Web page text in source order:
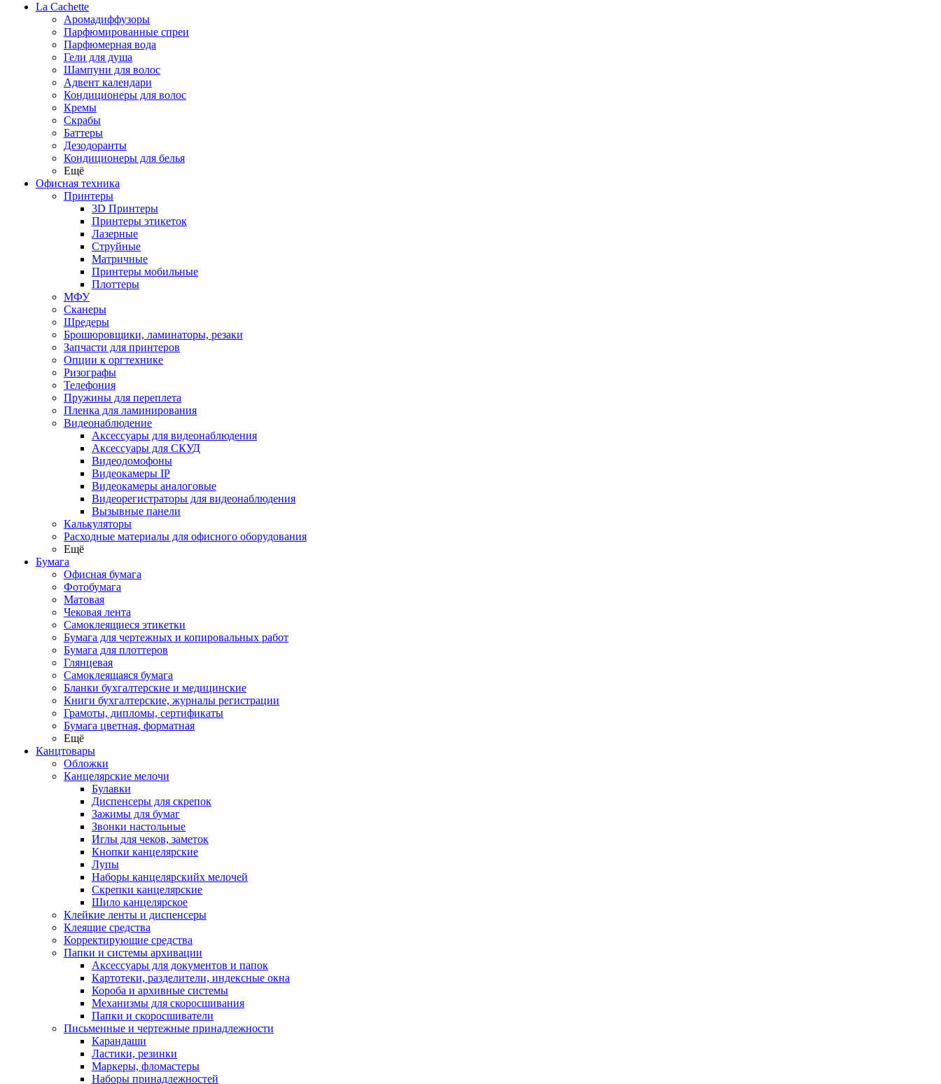
La Cachette
Аромадиффузоры
Парфюмированные спреи
Парфюмерная вода
Гели для душа
Шампуни для волос
Адвент календари
Кондиционеры для волос
Кремы
Скрабы
Баттеры
Дезодоранты
Кондиционеры для белья
Ещё
Офисная техника
Принтеры
3D Принтеры
Принтеры этикеток
Лазерные
Струйные
Матричные
Принтеры мобильные
Плоттеры
МФУ
Сканеры
Шредеры
Брошюровщики, ламинаторы, резаки
Запчасти для принтеров
Опции к оргтехнике
Ризографы
Телефония
Пружины для переплета
Пленка для ламинирования
Видеонаблюдение
Аксессуары для видеонаблюдения
Аксессуары для СКУД
Видеодомофоны
Видеокамеры IP
Видеокамеры аналоговые
Видеорегистраторы для видеонаблюдения
Вызывные панели
Калькуляторы
Расходные материалы для офисного оборудования
Ещё
Бумага
Офисная бумага
Фотобумага
Матовая
Чековая лента
Самоклеящиеся этикетки
Бумага для чертежных и копировальных работ
Бумага для плоттеров
Глянцевая
Самоклеящаяся бумага
Бланки бухгалтерские и медицинские
Книги бухгалтерские, журналы регистрации
Грамоты, дипломы, сертификаты
Бумага цветная, форматная
Ещё
Канцтовары
Обложки
Канцелярские мелочи
Булавки
Диспенсеры для скрепок
Зажимы для бумаг
Звонки настольные
Иглы для чеков, заметок
Кнопки канцелярские
Лупы
Наборы канцелярскийх мелочей
Скрепки канцелярские
Шило канцелярское
Клейкие ленты и диспенсеры
Клеящие средства
Корректирующие средства
Папки и системы архивации
Аксессуары для документов и папок
Картотеки, разделители, индексные окна
Короба и архивные системы
Механизмы для скоросшивания
Папки и скоросшиватели
Письменные и чертежные принадлежности
Карандаши
Ластики, резинки
Маркеры, фломастеры
Наборы принадлежностей